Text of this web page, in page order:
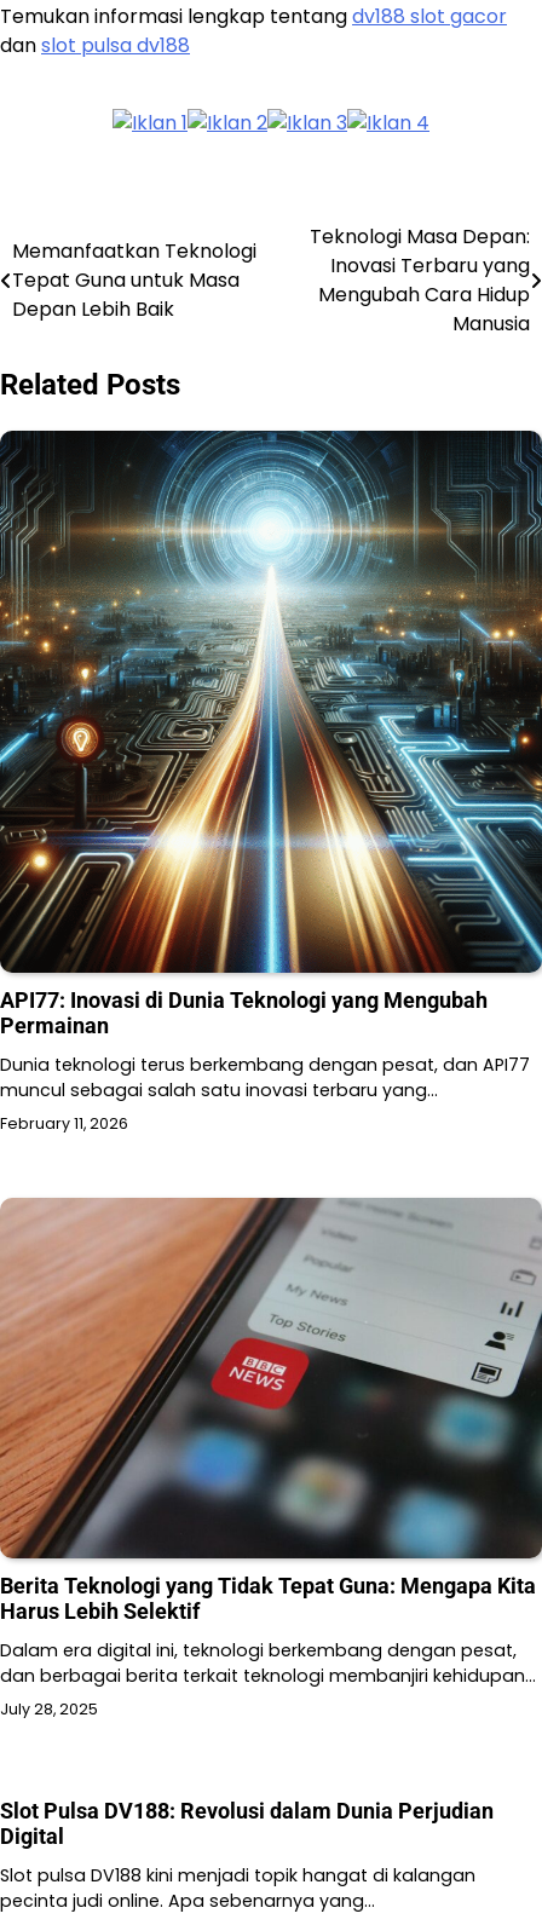
Temukan informasi lengkap tentangdv188 slot gacor
danslot pulsa dv188
Post
navigation
Memanfaatkan Teknologi
Tepat Guna untuk Masa
Depan Lebih Baik
Teknologi Masa Depan:
Inovasi Terbaru yang
Mengubah Cara Hidup
Manusia
Related Posts
API77: Inovasi di Dunia Teknologi yang Mengubah
Permainan
Dunia teknologi terus berkembang dengan pesat, dan API77
muncul sebagai salah satu inovasi terbaru yang…
February 11, 2026
Berita Teknologi yang Tidak Tepat Guna: Mengapa Kita
Harus Lebih Selektif
Dalam era digital ini, teknologi berkembang dengan pesat,
dan berbagai berita terkait teknologi membanjiri kehidupan…
July 28, 2025
Slot Pulsa DV188: Revolusi dalam Dunia Perjudian
Digital
Slot pulsa DV188 kini menjadi topik hangat di kalangan
pecinta judi online. Apa sebenarnya yang…